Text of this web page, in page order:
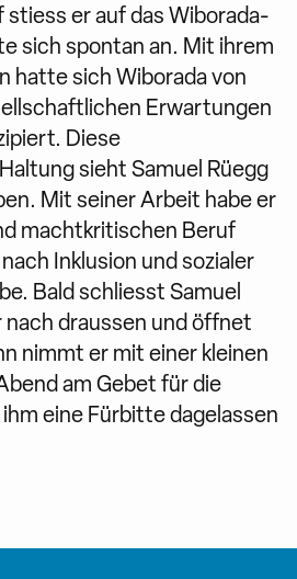
stiess er auf das Wiborada-
sich spontan an. Mit ihrem
hatte sich Wiborada von
Erwartungen
Diese
sieht Samuel Rüegg
Mit seiner Arbeit habe er
machtkritischen Beruf
Inklusion und sozialer
Bald schliesst Samuel
nach draussen und öffnet
nimmt er mit einer kleinen
am Gebet für die
eine Fürbitte dagelassen